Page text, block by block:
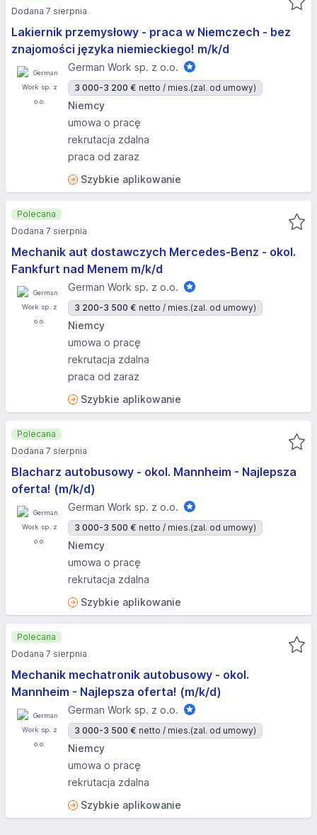
Lakiernik przemysłowy - praca w Niemczech - bez
znajomości języka niemieckiego! m/k/d
German Work sp. z o.o.
3 000-3 200 € netto / mies.(zal. od umowy)
Niemcy
umowa o pracę
rekrutacja zdalna
praca od zaraz
Szybkie aplikowanie
Dodana 7 sierpnia
Mechanik aut dostawczych Mercedes-Benz - okol.
Fankfurt nad Menem m/k/d
German Work sp. z o.o.
3 200-3 500 € netto / mies.(zal. od umowy)
Niemcy
umowa o pracę
rekrutacja zdalna
praca od zaraz
Szybkie aplikowanie
Polecana
Dodana 7 sierpnia
Blacharz autobusowy - okol. Mannheim - Najlepsza
oferta! (m/k/d)
German Work sp. z o.o.
3 000-3 500 € netto / mies.(zal. od umowy)
Niemcy
umowa o pracę
rekrutacja zdalna
Szybkie aplikowanie
Polecana
Dodana 7 sierpnia
Mechanik mechatronik autobusowy - okol.
Mannheim - Najlepsza oferta! (m/k/d)
German Work sp. z o.o.
3 000-3 500 € netto / mies.(zal. od umowy)
Niemcy
umowa o pracę
rekrutacja zdalna
Szybkie aplikowanie
Polecana
Dodana 7 sierpnia